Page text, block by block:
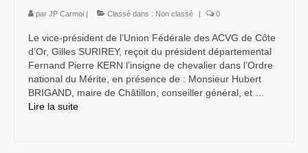
par JP Carmoi | Classé dans : Non classé | 0
Le vice-président de l’Union Fédérale des ACVG de Côte
d’Or, Gilles SURIREY, reçoit du président départemental
Fernand Pierre KERN l’insigne de chevalier dans l’Ordre
national du Mérite, en présence de : Monsieur Hubert
BRIGAND, maire de Châtillon, conseiller général, et …
Lire la suite­­